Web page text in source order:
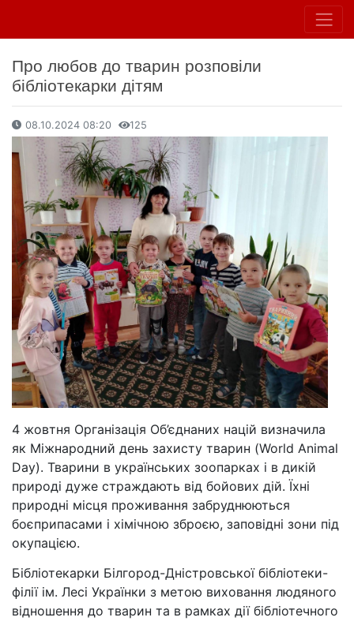
Про любов до тварин розповіли
бібліотекарки дітям
08.10.2024 08:20 125
4 жовтня Організація Об’єднаних націй визначила
як Міжнародний день захисту тварин (World Animal
Day). Тварини в українських зоопарках і в дикій
природі дуже страждають від бойових дій. Їхні
природні місця проживання забруднюються
боєприпасами і хімічною зброєю, заповідні зони під
окупацією.
Бібліотекарки Білгород-Дністровської бібліотеки-
філії ім. Лесі Українки з метою виховання людяного
відношення до тварин та в рамках дії бібліотечного